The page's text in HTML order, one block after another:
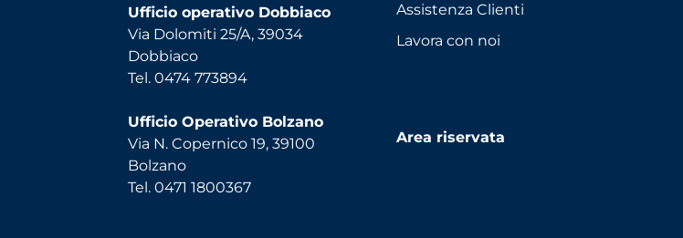
Ufficio operativo Dobbiaco
Via Dolomiti 25/A, 39034
Dobbiaco
Tel. 0474 773894
Ufficio Operativo Bolzano
Via N. Copernico 19, 39100
Bolzano
Tel. 0471 1800367
Assistenza Clienti
Lavora con noi
Area riservata